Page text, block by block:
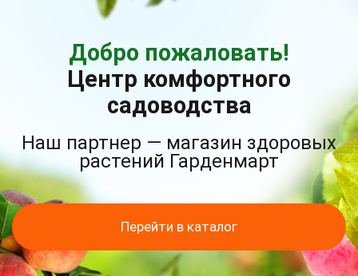
Добро пожаловать!
Центр комфортного
садоводства
Наш партнер — магазин здоровых
растений Гарденмарт
Перейти в каталог